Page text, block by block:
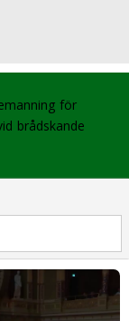
för
brådskande